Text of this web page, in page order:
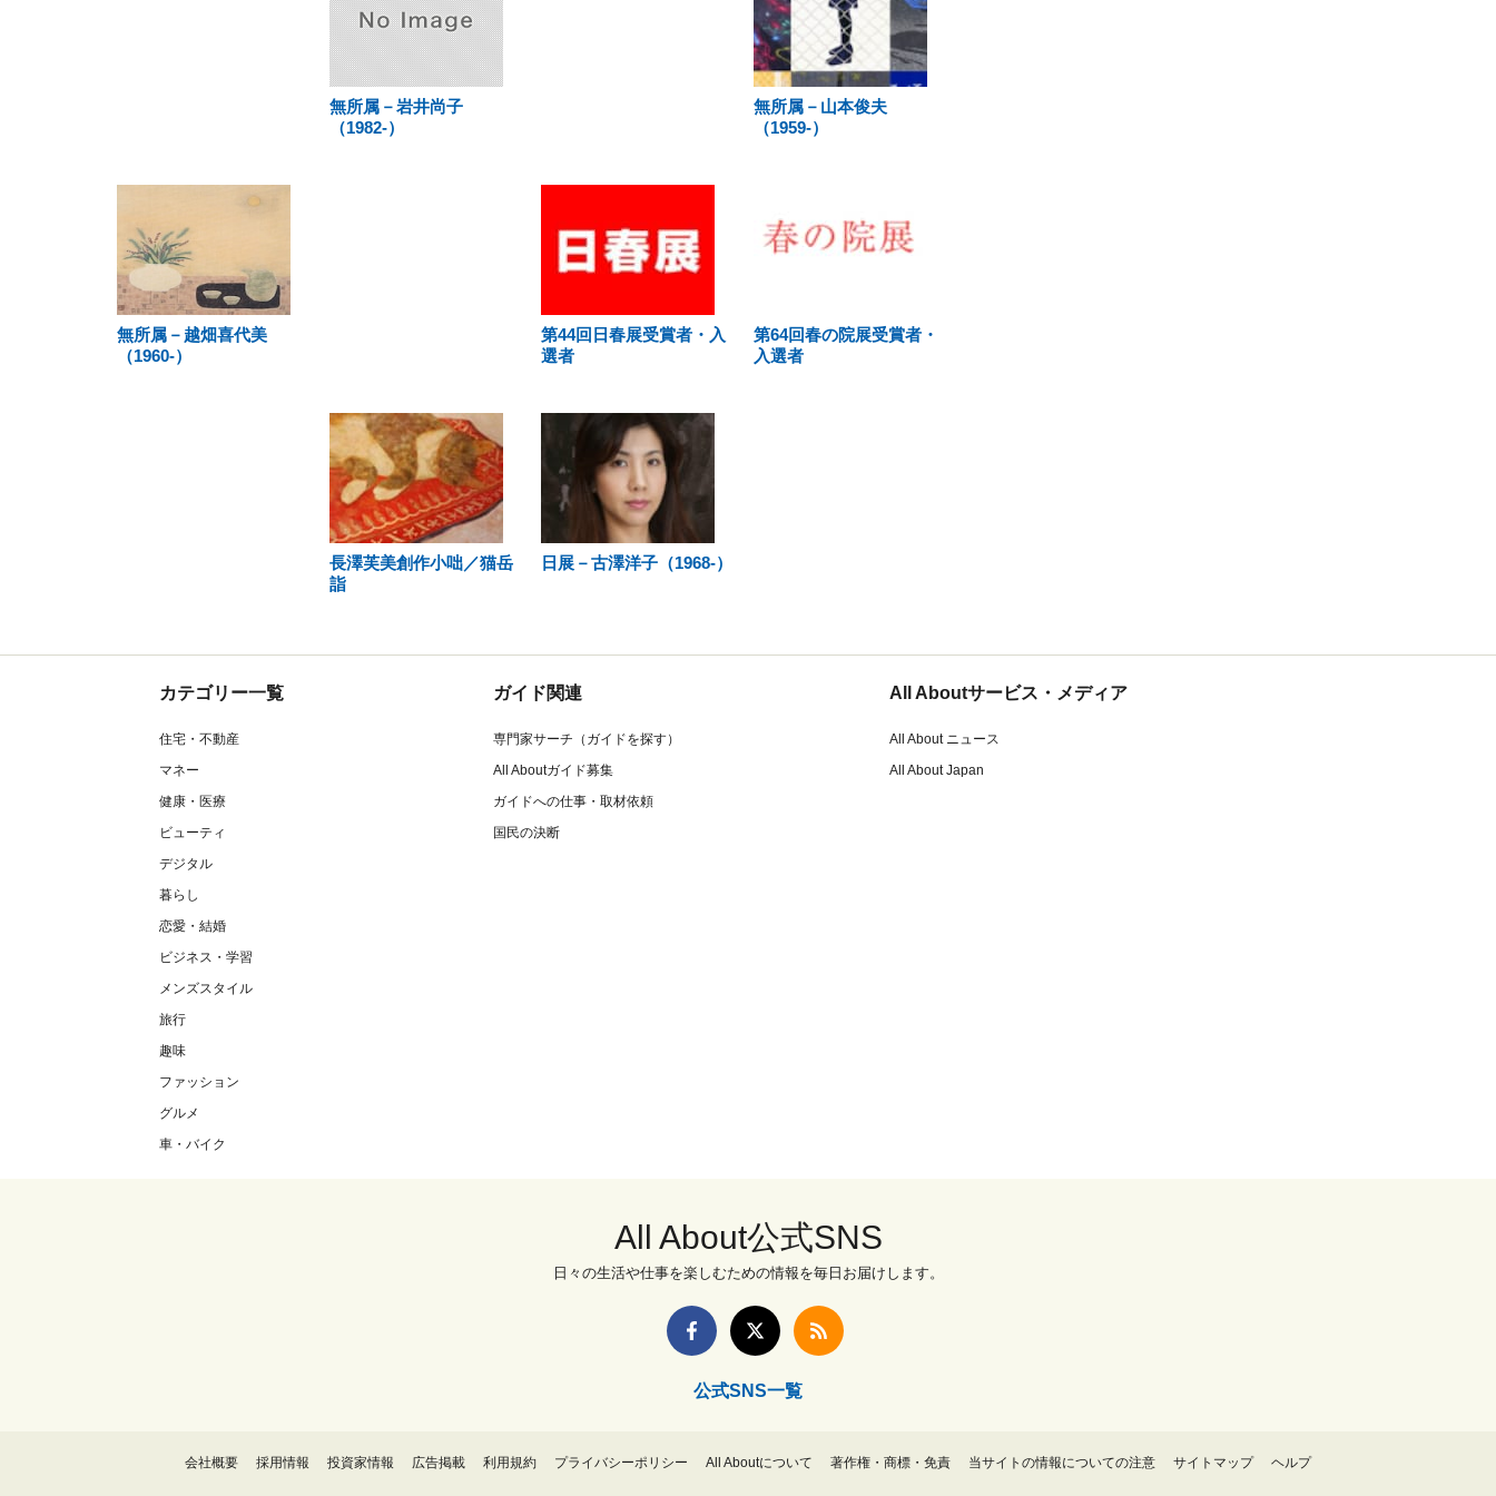
無所属－岩井尚子
（1982-）
無所属－山本俊夫
（1959-）
無所属－越畑喜代美
（1960-）
第44回日春展受賞者・入
選者
第64回春の院展受賞者・
入選者
長澤芙美創作小咄／猫岳
詣
日展－古澤洋子（1968-）
カテゴリー一覧
住宅・不動産
マネー
健康・医療
ビューティ
デジタル
暮らし
恋愛・結婚
ビジネス・学習
メンズスタイル
旅行
趣味
ファッション
グルメ
車・バイク
ガイド関連
専門家サーチ（ガイドを探す）
All Aboutガイド募集
ガイドへの仕事・取材依頼
国民の決断
All Aboutサービス・メディア
All About ニュース
All About Japan
All About公式SNS
日々の生活や仕事を楽しむための情報を毎日お届けします。
公式SNS一覧
会社概要 採用情報 投資家情報 広告掲載 利用規約 プライバシーポリシー All Aboutについて 著作権・商標・免責 当サイトの情報についての注意 サイトマップ ヘルプ